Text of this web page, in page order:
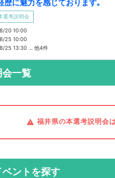
歴に魅力を感じております｡
選考説明会
20 10:00
25 10:00
25 13:30 … 他4件
一覧
福井県の本選考説明会
ントを探す